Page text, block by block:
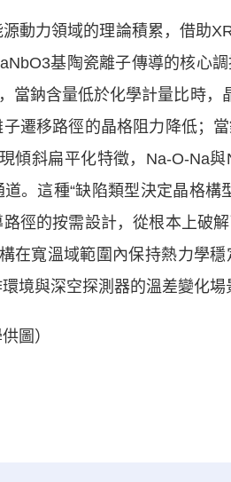
力領域的理論積累，借助
基陶瓷離子傳導的核心
當鈉含量低於化學計量比時
遷移路徑的晶格阻力降低；
傾斜扁平化特徵，Na-O-Na
。這種“缺陷類型決定晶格
徑的按需設計，從根本上破
在寬溫域範圍內保持熱力學
境與深空探測器的溫差變化
圖）